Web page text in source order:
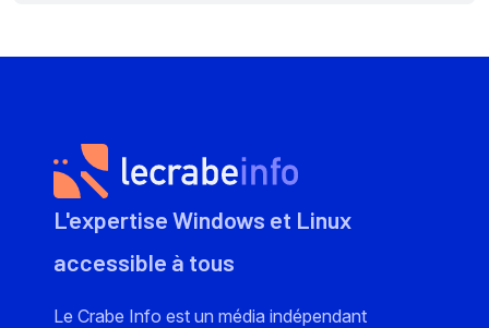
L'expertise Windows et Linux
accessible à tous
Le Crabe Info est un média indépendant